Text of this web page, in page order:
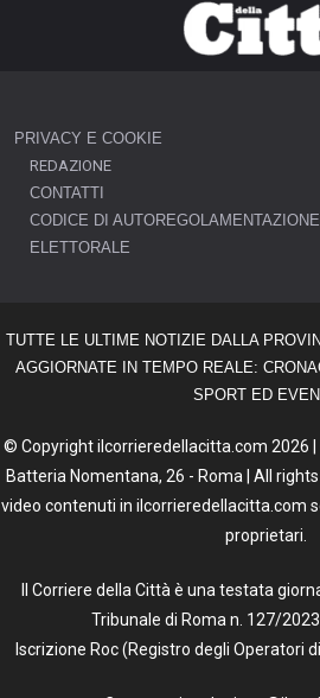
PRIVACY E COOKIE
REDAZIONE
CONTATTI
CODICE DI
ELETTORALE
TUTTE LE ULTIME NOTIZIE DALLA
AGGIORNATE IN TEMPO REALE:
SPORT ED
© Copyright ilcorrieredellacitta.com 2026 |
Batteria Nomentana, 26 - Roma | All
video contenuti in ilcorrieredellacitta.com
proprietari.
Il Corriere della Città è una testata
Tribunale di Roma n. 127/
Iscrizione Roc (Registro degli Operatori